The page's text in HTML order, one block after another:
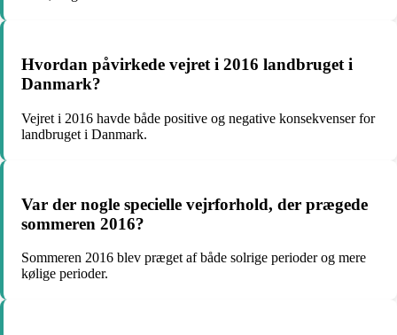
Hvordan påvirkede vejret i 2016 landbruget i
Danmark?
Vejret i 2016 havde både positive og negative konsekvenser for
landbruget i Danmark.
Var der nogle specielle vejrforhold, der prægede
sommeren 2016?
Sommeren 2016 blev præget af både solrige perioder og mere
kølige perioder.